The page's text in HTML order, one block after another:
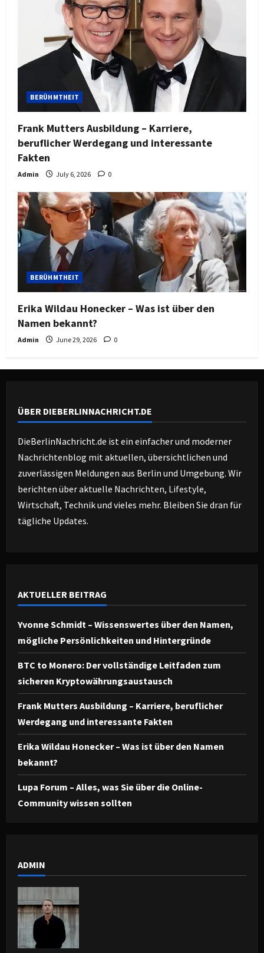
BERÜHMTHEIT
Frank Mutters Ausbildung – Karriere,
beruflicher Werdegang und interessante
Fakten
Admin July 6, 2026 0
BERÜHMTHEIT
Erika Wildau Honecker – Was ist über den
Namen bekannt?
Admin June 29, 2026 0
ÜBER DIEBERLINNACHRICHT.DE
DieBerlinNachricht.de ist ein einfacher und moderner
Nachrichtenblog mit aktuellen, übersichtlichen und
zuverlässigen Meldungen aus Berlin und Umgebung. Wir
berichten über aktuelle Nachrichten, Lifestyle,
Wirtschaft, Technik und vieles mehr. Bleiben Sie dran für
tägliche Updates.
AKTUELLER BEITRAG
Yvonne Schmidt – Wissenswertes über den Namen,
mögliche Persönlichkeiten und Hintergründe
BTC to Monero: Der vollständige Leitfaden zum
sicheren Kryptowährungsaustausch
Frank Mutters Ausbildung – Karriere, beruflicher
Werdegang und interessante Fakten
Erika Wildau Honecker – Was ist über den Namen
bekannt?
Lupa Forum – Alles, was Sie über die Online-
Community wissen sollten
ADMIN